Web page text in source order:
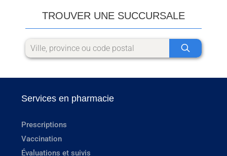
TROUVER UNE SUCCURSALE
Services en pharmacie
Prescriptions
Vaccination
Évaluations et suivis